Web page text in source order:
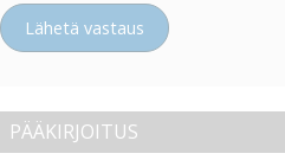
Lähetä vastaus
PÄÄKIRJOITUS